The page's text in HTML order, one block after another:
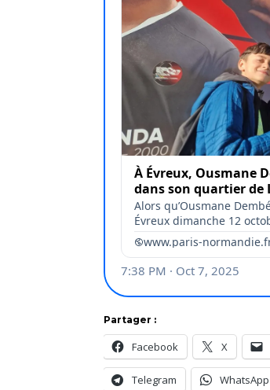
Partager :
Facebook X
Telegram WhatsApp